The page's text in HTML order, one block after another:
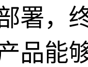
署，
品能